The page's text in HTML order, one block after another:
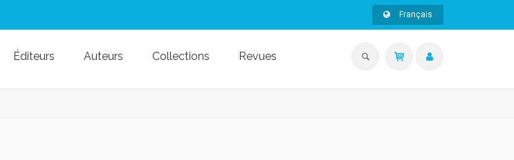
Français
Éditeurs Auteurs Collections Revues